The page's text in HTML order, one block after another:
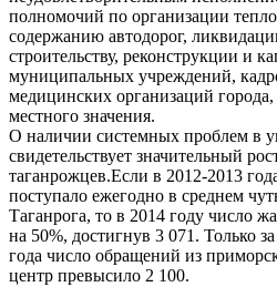
полномочий по организации
содержанию автодорог,
строительству, реконструкции и
муниципальных учреждений,
медицинских организаций
местного значения.
О наличии системных проблем в
свидетельствует значительный
таганрожцев.Если в 2012-2013
поступало ежегодно в среднем
Таганрога, то в 2014 году число
на 50%, достигнув 3 071. Только
года число обращений из
центр превысило 2 100.